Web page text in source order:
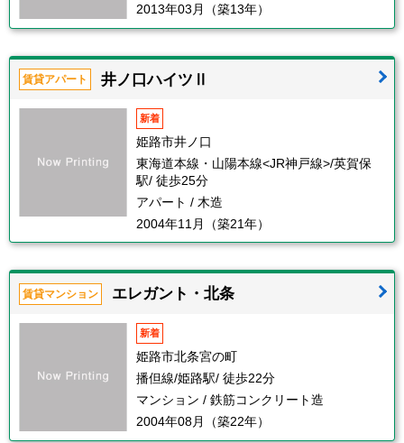
2013年03月（築13年）
賃貸アパート 井ノ口ハイツⅡ
新着
姫路市井ノ口
東海道本線・山陽本線<JR神戸線>/英賀保
駅/ 徒歩25分
アパート / 木造
2004年11月（築21年）
賃貸マンション エレガント・北条
新着
姫路市北条宮の町
播但線/姫路駅/ 徒歩22分
マンション / 鉄筋コンクリート造
2004年08月（築22年）